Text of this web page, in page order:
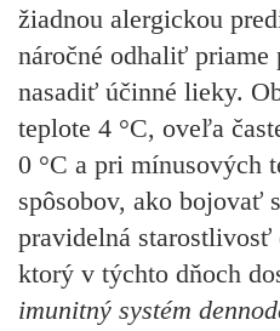
žiadnou alergickou
náročné odhaliť
nasadiť účinné lieky.
teplote 4 °C, oveľa
0 °C a pri mínusových
spôsobov, ako bojovať
pravidelná
ktorý v týchto dňoch
imunitný systém